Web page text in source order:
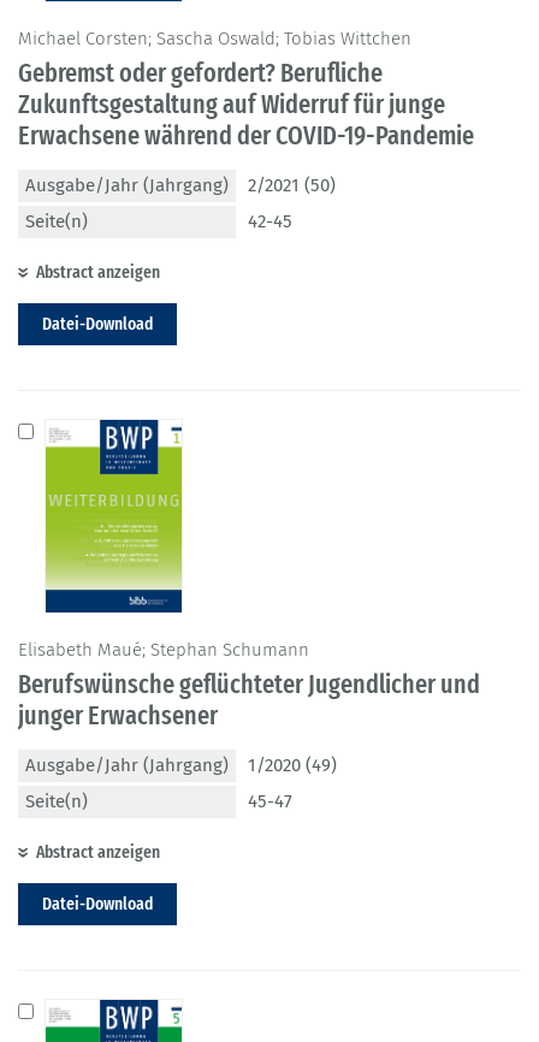
Michael Corsten; Sascha Oswald; Tobias Wittchen
Gebremst oder gefordert? Berufliche
Zukunftsgestaltung auf Widerruf für junge
Erwachsene während der COVID-19-Pandemie
Ausgabe/Jahr (Jahrgang)
2/2021 (50)
Seite(n)
42-45
Abstract anzeigen
Datei-Download
Elisabeth Maué; Stephan Schumann
Berufswünsche geflüchteter Jugendlicher und
junger Erwachsener
Ausgabe/Jahr (Jahrgang)
1/2020 (49)
Seite(n)
45-47
Abstract anzeigen
Datei-Download